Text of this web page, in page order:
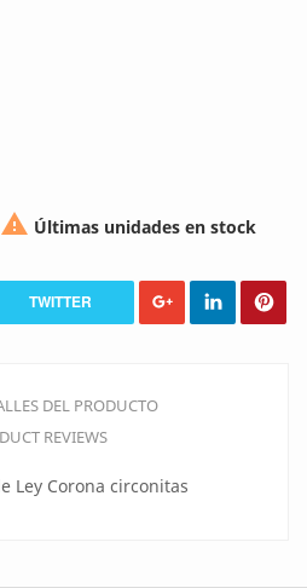
 Últimas unidades en stock
TWITTER
DEL PRODUCTO
REVIEWS
Ley Corona circonitas